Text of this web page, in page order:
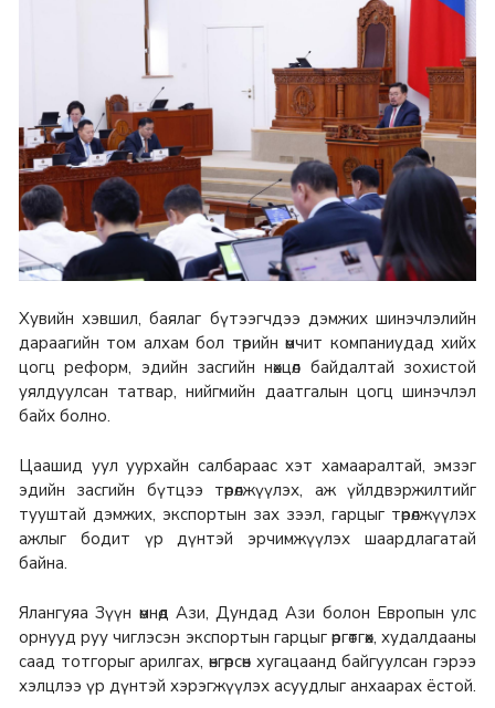
Хувийн хэвшил, баялаг бүтээгчдээ дэмжих шинэчлэлийн
дараагийн том алхам бол төрийн өмчит компаниудад хийх
цогц реформ, эдийн засгийн нөхцөл байдалтай зохистой
уялдуулсан татвар, нийгмийн даатгалын цогц шинэчлэл
байх болно.
Цаашид уул уурхайн салбараас хэт хамааралтай, эмзэг
эдийн засгийн бүтцээ төрөлжүүлэх, аж үйлдвэржилтийг
тууштай дэмжих, экспортын зах зээл, гарцыг төрөлжүүлэх
ажлыг бодит үр дүнтэй эрчимжүүлэх шаардлагатай
байна.
Ялангуяа Зүүн өмнөд Ази, Дундад Ази болон Европын улс
орнууд руу чиглэсэн экспортын гарцыг өргөтгөх, худалдааны
саад тотгорыг арилгах, өнгөрсөн хугацаанд байгуулсан гэрээ
хэлцлээ үр дүнтэй хэрэгжүүлэх асуудлыг анхаарах ёстой.